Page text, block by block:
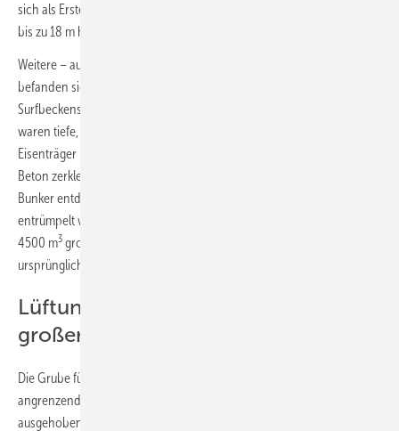
sich als Erstes spontan die Frage, wie man eine 6000 m
bis zu 18 m hohe Halle auf eine Wohlfühltemperatur bringen kann.
Weitere – auf den ersten Blick nicht sichtbare – Herausforderungen
befanden sich direkt unter dem Hallenboden: Im Bereich des
Surfbeckens und des Maschinenraums für die Pumpen der Welle
waren tiefe, massiv armierte Betonfundamente eingebaut. Deren
Eisenträger mussten jeweils auseinandergeschweißt werden, um den
Beton zerkleinert auskoffern zu können. Außerdem wurde dort ein
Bunker entdeckt, der als Schrottplatz der Halle gedient hatte und
entrümpelt werden musste.“ Damit hat allein der Aushub der rund
4500 m3 großen Grube zwei Monate in Anspruch genommen, was im
ursprünglichen Ablaufplan so nicht vorgesehen war.
Lüftung mit engem Zeitplan in
großer Höhe installieren
Die Grube für das Becken, das Wasserreservoir und den
angrenzenden Maschinenraum für die Pumpen wurde 4 m tief
ausgehoben und der darunter liegende, entrümpelte Bunker mit